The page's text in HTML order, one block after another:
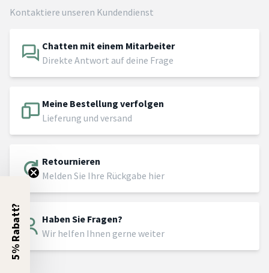
Kontaktiere unseren Kundendienst
Chatten mit einem Mitarbeiter
Direkte Antwort auf deine Frage
Meine Bestellung verfolgen
Lieferung und versand
Retournieren
Melden Sie Ihre Rückgabe hier
Haben Sie Fragen?
Wir helfen Ihnen gerne weiter
5% Rabatt?